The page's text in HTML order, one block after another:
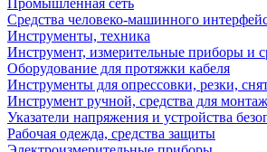
Промышленная сеть
Средства человеко-машинного
Инструменты, техника
Инструмент, измерительные приборы и
Оборудование для протяжки кабеля
Инструменты для опрессовки, резки,
Инструмент ручной, средства для
Указатели напряжения и устройства
Рабочая одежда, средства защиты